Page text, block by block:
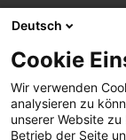
Deutsch
Cookie
Wir verwenden
analysieren zu
unserer Website
Betrieb der Seite